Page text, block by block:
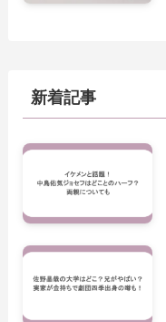
新着記事